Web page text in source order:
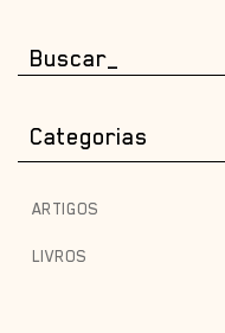
Categorias
ARTIGOS
LIVROS